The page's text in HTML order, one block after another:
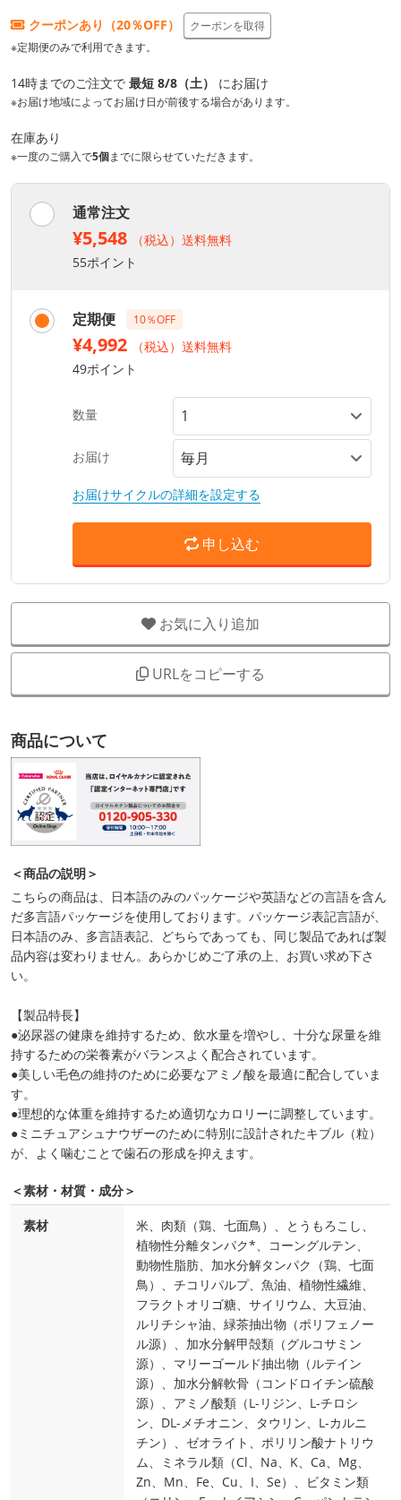
クーポンあり（20％OFF）
クーポンを取得
※定期便のみで利用できます。
14時までのご注文で 最短 8/8（土） にお届け
※お届け地域によってお届け日が前後する場合があります。
在庫あり
※一度のご購入で5個までに限らせていただきます。
通常注文
¥5,548
（税込）送料無料
55ポイント
定期便 10％OFF
¥4,992
（税込）送料無料
49ポイント
数量
お届け
お届けサイクルの詳細を設定する
申し込む
お気に入り追加
URLをコピーする
商品について
＜商品の説明＞
こちらの商品は、日本語のみのパッケージや英語などの言語を含ん
だ多言語パッケージを使用しております。パッケージ表記言語が、
日本語のみ、多言語表記、どちらであっても、同じ製品であれば製
品内容は変わりません。あらかじめご了承の上、お買い求め下さ
い。
【製品特長】
●泌尿器の健康を維持するため、飲水量を増やし、十分な尿量を維
持するための栄養素がバランスよく配合されています。
●美しい毛色の維持のために必要なアミノ酸を最適に配合していま
す。
●理想的な体重を維持するため適切なカロリーに調整しています。
●ミニチュアシュナウザーのために特別に設計されたキブル（粒）
が、よく噛むことで歯石の形成を抑えます。
＜素材・材質・成分＞
素材
米、肉類（鶏、七面鳥）、とうもろこし、
植物性分離タンパク*、コーングルテン、
動物性脂肪、加水分解タンパク（鶏、七面
鳥）、チコリパルプ、魚油、植物性繊維、
フラクトオリゴ糖、サイリウム、大豆油、
ルリチシャ油、緑茶抽出物（ポリフェノー
ル源）、加水分解甲殻類（グルコサミン
源）、マリーゴールド抽出物（ルテイン
源）、加水分解軟骨（コンドロイチン硫酸
源）、アミノ酸類（L-リジン、L-チロシ
ン、DL-メチオニン、タウリン、L-カルニ
チン）、ゼオライト、ポリリン酸ナトリウ
ム、ミネラル類（Cl、Na、K、Ca、Mg、
Zn、Mn、Fe、Cu、I、Se）、ビタミン類